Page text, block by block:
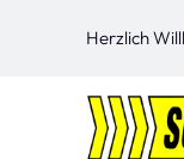
Herzlich